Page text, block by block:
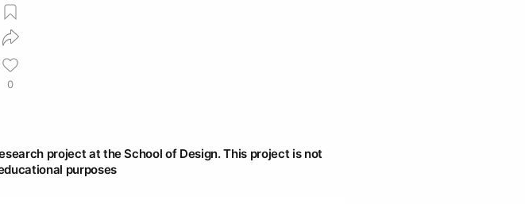
0
project at the School of Design. This project is not
purposes